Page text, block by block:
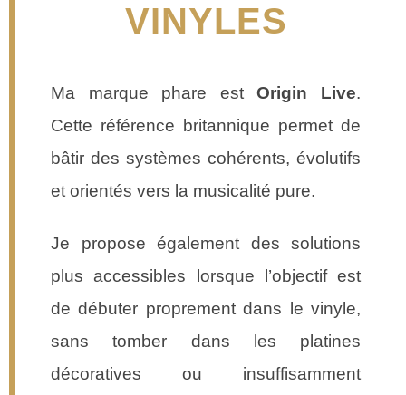
VINYLES
Ma marque phare estOrigin Live.
Cette référence britannique permet de
bâtir des systèmes cohérents, évolutifs
et orientés vers la musicalité pure.
Je propose également des solutions
plus accessibles lorsque l’objectif est
de débuter proprement dans le vinyle,
sans tomber dans les platines
décoratives ou insuffisamment